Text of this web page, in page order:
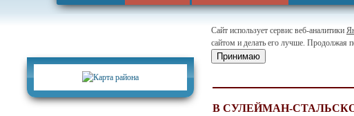
Сайт использует сервис веб-аналитики
сайтом и делать его лучше. Продолжая
Принимаю
В СУЛЕЙМАН-